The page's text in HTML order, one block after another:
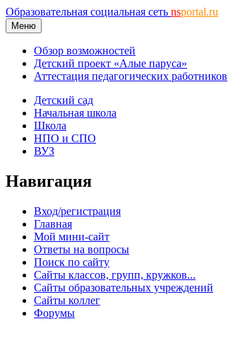
Образовательная социальная сеть nsportal.ru
Меню
Обзор возможностей
Детский проект «Алые паруса»
Аттестация педагогических работников
Детский сад
Начальная школа
Школа
НПО и СПО
ВУЗ
Навигация
Вход/регистрация
Главная
Мой мини-сайт
Ответы на вопросы
Поиск по сайту
Сайты классов, групп, кружков...
Сайты образовательных учреждений
Сайты коллег
Форумы